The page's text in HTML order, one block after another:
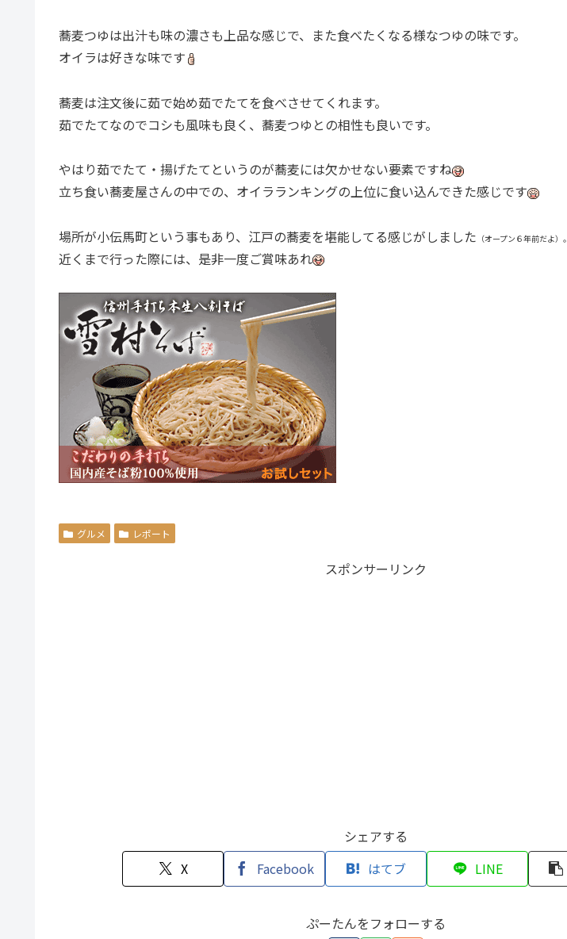
蕎麦つゆは出汁も味の濃さも上品な感じで、また食べたくなる様なつゆの味です。
オイラは好きな味です
蕎麦は注文後に茹で始め茹でたてを食べさせてくれます。
茹でたてなのでコシも風味も良く、蕎麦つゆとの相性も良いです。
やはり茹でたて・揚げたてというのが蕎麦には欠かせない要素ですね
立ち食い蕎麦屋さんの中での、オイラランキングの上位に食い込んできた感じです
場所が小伝馬町という事もあり、江戸の蕎麦を堪能してる感じがしました （オープン６年前だよ）。
近くまで行った際には、是非一度ご賞味あれ
グルメ レポート
スポンサーリンク
シェアする
X
Facebook はてブ LINE
ぷーたんをフォローする